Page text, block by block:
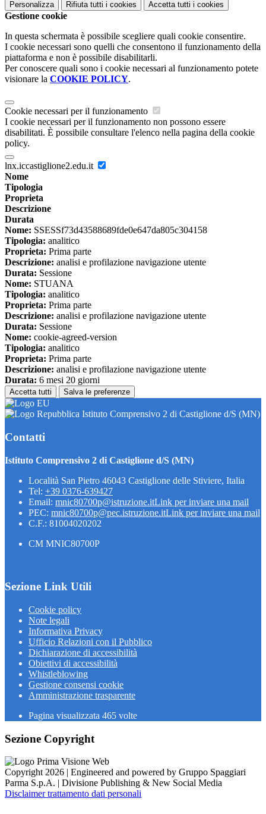
Personalizza Rifiuta tutti i cookies Accetta tutti i cookies
Gestione cookie
In questa schermata è possibile scegliere quali cookie consentire.
I cookie necessari sono quelli che consentono il funzionamento della
piattaforma e non è possibile disabilitarli.
Per conoscere quali sono i cookie necessari al funzionamento potete
visionare la COOKIE POLICY.
Cookie necessari per il funzionamento
I cookie necessari per il funzionamento non possono essere
disabilitati. È possibile consultare l'elenco nella pagina della cookie
policy.
lnx.iccastiglione2.edu.it
Nome
Tipologia
Proprieta
Descrizione
Durata
Nome: SSESSf73d43588689fde0e647da805c304158
Tipologia: analitico
Proprieta: Prima parte
Descrizione: analisi e profilazione navigazione utente
Durata: Sessione
Nome: STUANA
Tipologia: analitico
Proprieta: Prima parte
Descrizione: analisi e profilazione navigazione utente
Durata: Sessione
Nome: cookie-agreed-version
Tipologia: analitico
Proprieta: Prima parte
Descrizione: analisi e profilazione navigazione utente
Durata: 6 mesi 20 giorni
Accetta tutti Salva le preferenze
Istituto Comprensivo 2 di Castiglione d/S (MN)
Contatti
Istituto Comprensivo 2 di Castiglione d/S (MN)
Località San Pietro 46043 Castiglione delle Stiviere, Italia
Tel: +39 0376-639427
Email: mnic80700p@istruzione.itLink per inviare una mail
PEC: mnic80700p@pec.istruzione.itLink per inviare una mail
C.F.: 81004020202
CM MNIC80700P
Sezione Link Utili
Cookie policy
Note legali
Informativa Privacy
Ufficio Relazioni con il Pubblico
Dichiarazione di accessibilità
Obiettivi di accessibilità
Whistleblowing
Gestione consensi cookie
Amministrazione trasparente
Pagina visualizzata 465 volte
Sezione Copyright
Copyright 2026 | Engineered and powered by Gruppo Spaggiari
Parma S.p.A. | Divisione Publishing & New Social Media
Disclaimer trattamento dati personali